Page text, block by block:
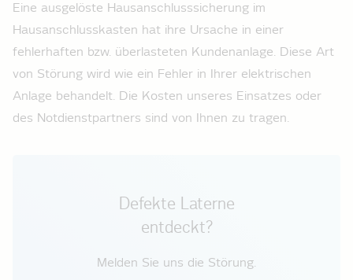
Eine ausgelöste Hausanschlusssicherung im
Hausanschlusskasten hat ihre Ursache in einer
fehlerhaften bzw. überlasteten Kundenanlage. Diese Art
von Störung wird wie ein Fehler in Ihrer elektrischen
Anlage behandelt. Die Kosten unseres Einsatzes oder
des Notdienstpartners sind von Ihnen zu tragen.
Defekte Laterne
entdeckt?
Melden Sie uns die Störung.